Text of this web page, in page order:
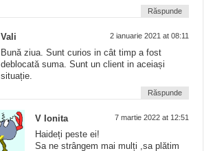
Răspunde
Vali 2 ianuarie 2021 at 08:11
Bună ziua. Sunt curios in cât timp a fost
deblocată suma. Sunt un client in aceiași
situație.
Răspunde
V Ionita 7 martie 2022 at 12:51
Haideți peste ei!
Sa ne strângem mai mulți ,sa plătim